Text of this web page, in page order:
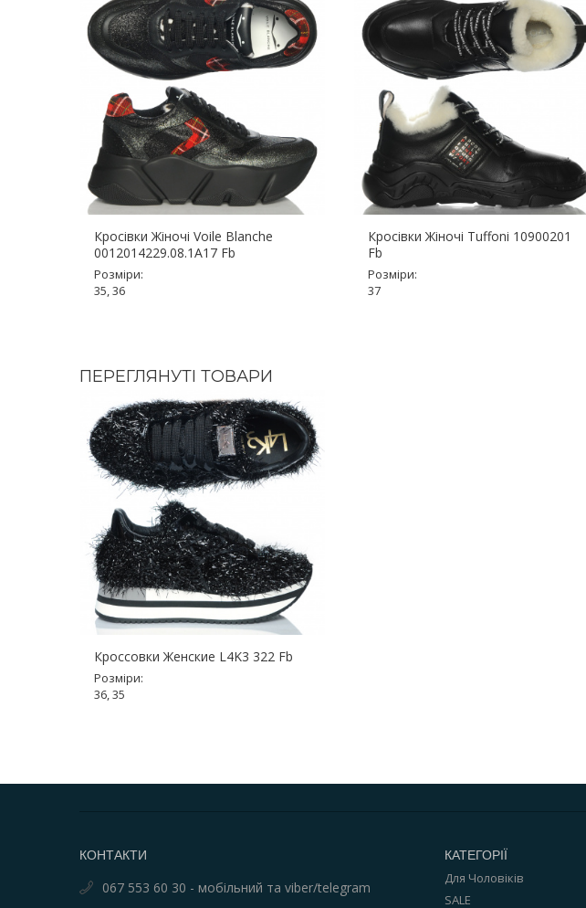
Кросівки Жіночі Voile Blanche
0012014229.08.1A17 Fb
Розміри:
35, 36
Кросівки Жіночі Tuffoni 10900201
Fb
Розміри:
37
ПЕРЕГЛЯНУТІ ТОВАРИ
Кроссовки Женские L4K3 322 Fb
Розміри:
36, 35
КОНТАКТИ
067 553 60 30 - мобільний та viber/telegram
КАТЕГОРІЇ
Для Чоловіків
SALE